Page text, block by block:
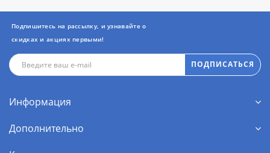
Подпишитесь на рассылку, и узнавайте о
скидках и акциях первыми!
ПОДПИСАТЬСЯ
Информация
Дополнительно